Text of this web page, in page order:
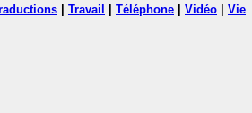
Travail Téléphone Vidéo
Vie